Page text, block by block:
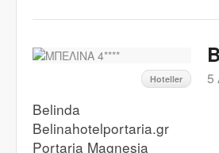
Hoteller 5
Belinda
Belinahotelportaria.gr
Portaria Magnesia